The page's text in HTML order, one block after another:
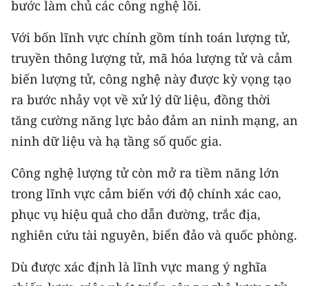
MỘT SẢN PHẨM
RADIO
MEDIA CENTER
E-Magazine
Media Chính trị
Media Kinh tế
Media Văn hóa
Media Xã hội
bước làm chủ các công nghệ lõi.
Với bốn lĩnh vực chính gồm tính toán lượng tử,
truyền thông lượng tử, mã hóa lượng tử và cảm
biến lượng tử, công nghệ này được kỳ vọng tạo
ra bước nhảy vọt về xử lý dữ liệu, đồng thời
tăng cường năng lực bảo đảm an ninh mạng, an
ninh dữ liệu và hạ tầng số quốc gia.
Công nghệ lượng tử còn mở ra tiềm năng lớn
trong lĩnh vực cảm biến với độ chính xác cao,
phục vụ hiệu quả cho dẫn đường, trắc địa,
nghiên cứu tài nguyên, biển đảo và quốc phòng.
Dù được xác định là lĩnh vực mang ý nghĩa